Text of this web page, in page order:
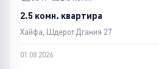
2.5 комн. квартира
Хайфа, Шдерот Дгания 27
01.08.2026